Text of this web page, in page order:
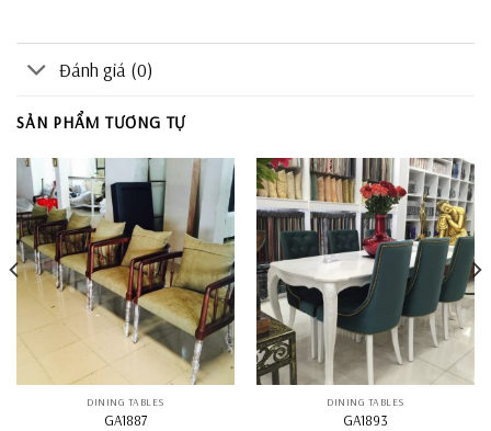
Đánh giá (0)
SẢN PHẨM TƯƠNG TỰ
DINING TABLES
GA1887
DINING TABLES
GA1893